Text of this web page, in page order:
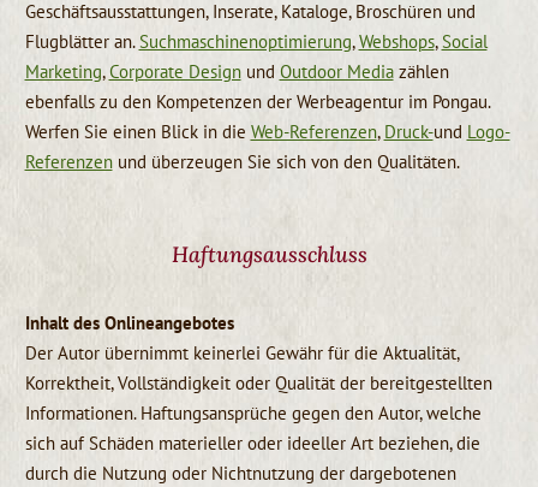
Geschäftsausstattungen, Inserate, Kataloge, Broschüren und
Flugblätter an.Suchmaschinenoptimierung,Webshops,Social
Marketing,Corporate Designund Outdoor Mediazählen
ebenfalls zu den Kompetenzen der Werbeagentur im Pongau.
Werfen Sie einen Blick in die Web-Referenzen, Druck-und Logo-
Referenzenund überzeugen Sie sich von den Qualitäten.
Haftungsausschluss
Inhalt des Onlineangebotes
Der Autor übernimmt keinerlei Gewähr für die Aktualität,
Korrektheit, Vollständigkeit oder Qualität der bereitgestellten
Informationen. Haftungsansprüche gegen den Autor, welche
sich auf Schäden materieller oder ideeller Art beziehen, die
durch die Nutzung oder Nichtnutzung der dargebotenen